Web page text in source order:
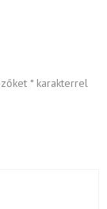
*karakterrel